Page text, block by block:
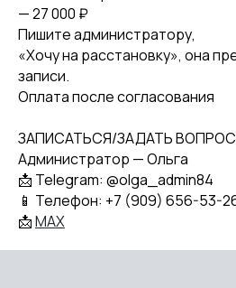
— 27 000 ₽
Пишите администратору,
«Хочу на расстановку», она
записи.
Оплата после согласования
ЗАПИСАТЬСЯ/ЗАДАТЬ ВОПРОС
Администратор — Ольга
📩 Telegram: @olga_admin84
📱 Телефон: +7 (909) 656-53-
📩MAX
ИНН 503013826442
ИП КАЗАНСКАЯ ЕКАТЕРИНА
ПОДПИСАТЬСЯ НА РАССЫЛКУ
Договор оферты